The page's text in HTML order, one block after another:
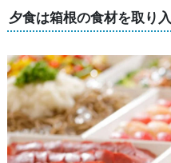
夕食は箱根の食材を取り